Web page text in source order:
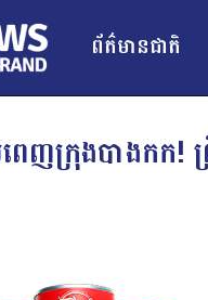
ព័ត៌មានជាតិ
ពេញក្រុងបាងកក!